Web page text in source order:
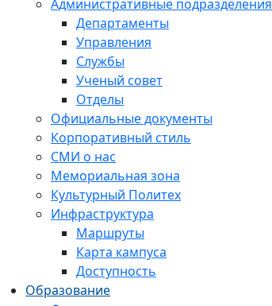
Административные подразделения
Департаменты
Управления
Службы
Ученый совет
Отделы
Официальные документы
Корпоративный стиль
СМИ о нас
Мемориальная зона
Культурный Политех
Инфраструктура
Маршруты
Карта кампуса
Доступность
Образование